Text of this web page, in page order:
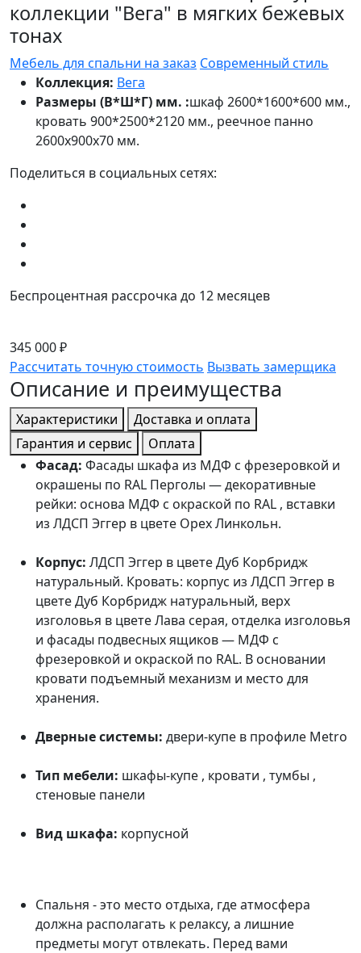
коллекции "Вега" в мягких бежевых
тонах
Мебель для спальни на заказ Современный стиль
Коллекция: Вега
Размеры (В*Ш*Г) мм. :шкаф 2600*1600*600 мм.,
кровать 900*2500*2120 мм., реечное панно
2600х900х70 мм.
Поделиться в социальных сетях:
Беспроцентная рассрочка до 12 месяцев
345 000 ₽
Рассчитать точную стоимость Вызвать замерщика
Описание и преимущества
Характеристики
Доставка и оплата
Гарантия и сервис
Оплата
Фасад: Фасады шкафа из МДФ с фрезеровкой и
окрашены по RAL Перголы — декоративные
рейки: основа МДФ с окраской по RAL , вставки
из ЛДСП Эггер в цвете Орех Линкольн.
Корпус: ЛДСП Эггер в цвете Дуб Корбридж
натуральный. Кровать: корпус из ЛДСП Эггер в
цвете Дуб Корбридж натуральный, верх
изголовья в цвете Лава серая, отделка изголовья
и фасады подвесных ящиков — МДФ с
фрезеровкой и окраской по RAL. В основании
кровати подъемный механизм и место для
хранения.
Дверные системы: двери-купе в профиле Metro
Тип мебели: шкафы-купе , кровати , тумбы ,
стеновые панели
Вид шкафа: корпусной
Спальня - это место отдыха, где атмосфера
должна располагать к релаксу, а лишние
предметы могут отвлекать. Перед вами